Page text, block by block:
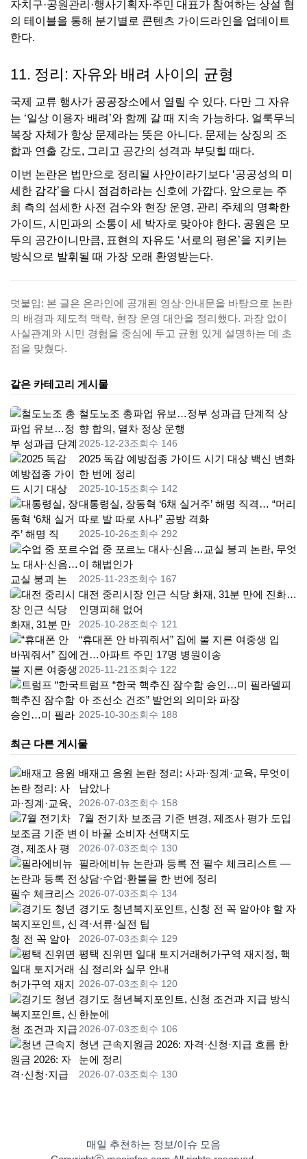
자치구·공원관리·행사기획자·주민 대표가 참여하는 상설 협
의 테이블을 통해 분기별로 콘텐츠 가이드라인을 업데이트
한다.
11. 정리: 자유와 배려 사이의 균형
국제 교류 행사가 공공장소에서 열릴 수 있다. 다만 그 자유
는 ‘일상 이용자 배려’와 함께 갈 때 지속 가능하다. 얼룩무늬
복장 자체가 항상 문제라는 뜻은 아니다. 문제는 상징의 조
합과 연출 강도, 그리고 공간의 성격과 부딪힐 때다.
이번 논란은 법만으로 정리될 사안이라기보다 ‘공공성의 미
세한 감각’을 다시 점검하라는 신호에 가깝다. 앞으로는 주
최 측의 섬세한 사전 검수와 현장 운영, 관리 주체의 명확한
가이드, 시민과의 소통이 세 박자로 맞아야 한다. 공원은 모
두의 공간이니만큼, 표현의 자유도 ‘서로의 평온’을 지키는
방식으로 발휘될 때 가장 오래 환영받는다.
덧붙임: 본 글은 온라인에 공개된 영상·안내문을 바탕으로 논란
의 배경과 제도적 맥락, 현장 운영 대안을 정리했다. 과장 없이
사실관계와 시민 경험을 중심에 두고 균형 있게 설명하는 데 초
점을 맞췄다.
같은 카테고리 게시물
철도노조 총파업 유보…정부 성과급 단계적 상
향 합의, 열차 정상 운행
2025-12-23조회수 146
2025 독감 예방접종 가이드 시기 대상 백신 변화
한 번에 정리
2025-10-15조회수 142
대통령실, 장동혁 ‘6채 실거주’ 해명 직격… “머리
따로 발 따로 사나” 공방 격화
2025-10-26조회수 292
수업 중 포르노 대사·신음…교실 붕괴 논란, 무엇
이 해법인가
2025-11-23조회수 167
대전 중리시장 인근 식당 화재, 31분 만에 진화…
인명피해 없어
2025-10-28조회수 121
“휴대폰 안 바꿔줘서” 집에 불 지른 여중생 입
건…아파트 주민 17명 병원이송
2025-11-21조회수 122
트럼프 “한국 핵추진 잠수함 승인…미 필라델피
아 조선소 건조” 발언의 의미와 파장
2025-10-30조회수 188
최근 다른 게시물
배재고 응원 논란 정리: 사과·징계·교육, 무엇이
남았나
2026-07-03조회수 158
7월 전기차 보조금 기준 변경, 제조사 평가 도입
이 바꿀 소비자 선택지도
2026-07-03조회수 130
필라에비뉴 논란과 등록 전 필수 체크리스트 —
상담·수업·환불을 한 번에 정리
2026-07-03조회수 134
경기도 청년복지포인트, 신청 전 꼭 알아야 할 자
격·서류·실전 팁
2026-07-03조회수 129
평택 진위면 일대 토지거래허가구역 재지정, 핵
심 정리와 실무 안내
2026-07-03조회수 120
경기도 청년복지포인트, 신청 조건과 지급 방식
한눈에
2026-07-03조회수 106
청년 근속지원금 2026: 자격·신청·지급 흐름 한
눈에 정리
2026-07-03조회수 130
매일 추천하는 정보/이슈 모음